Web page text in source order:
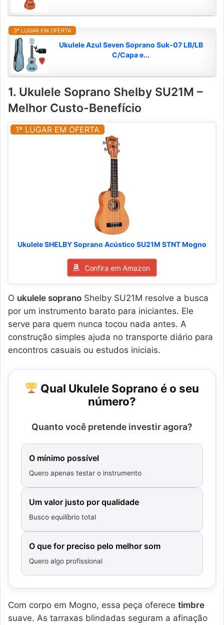
3º LUGAR EM OFERTA
Ukulele Azul Seven Soprano Suk-07 LB/LB
C/Capa e...
1. Ukulele Soprano Shelby SU21M –
Melhor Custo-Benefício
1º LUGAR EM OFERTA
Ukulele SHELBY Soprano Acústico SU21M STNT Mogno
Confira em Amazon
O ukulele soprano Shelby SU21M resolve a busca
por um instrumento barato para iniciantes. Ele
serve para quem nunca tocou nada antes. A
construção simples ajuda no transporte diário para
encontros casuais ou estudos iniciais.
Qual Ukulele Soprano é o seu
número?
Quanto você pretende investir agora?
O mínimo possível
Quero apenas testar o instrumento
Um valor justo por qualidade
Busco equilíbrio total
O que for preciso pelo melhor som
Quero algo profissional
Com corpo em Mogno, essa peça oferece timbre
suave. As tarraxas blindadas seguram a afinação